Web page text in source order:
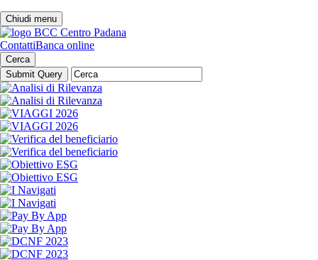
Chiudi menu
ContattiBanca online
Cerca